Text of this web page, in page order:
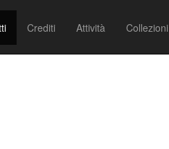
Crediti Attività Collezioni